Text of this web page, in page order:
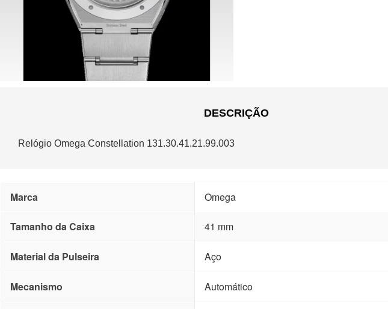
DESCRIÇÃO
Relógio Omega Constellation 131.30.41.21.99.003
Marca Omega
Tamanho da Caixa 41 mm
Material da Pulseira Aço
Mecanismo Automático